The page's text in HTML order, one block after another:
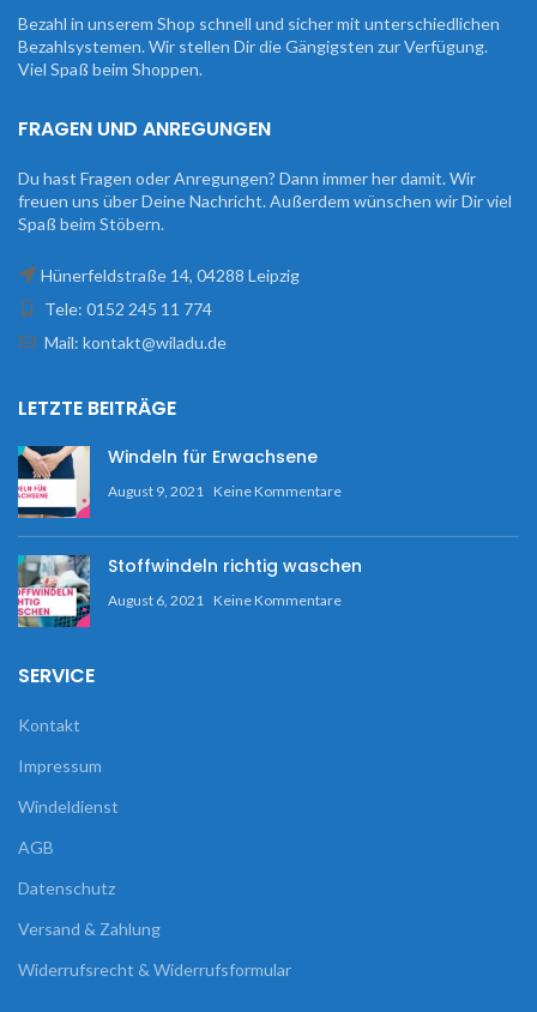
Bezahl in unserem Shop schnell und sicher mit unterschiedlichen
Bezahlsystemen. Wir stellen Dir die Gängigsten zur Verfügung.
Viel Spaß beim Shoppen.
FRAGEN UND ANREGUNGEN
Du hast Fragen oder Anregungen? Dann immer her damit. Wir
freuen uns über Deine Nachricht. Außerdem wünschen wir Dir viel
Spaß beim Stöbern.
Hünerfeldstraße 14, 04288 Leipzig
Tele: 0152 245 11 774
Mail: kontakt@wiladu.de
LETZTE BEITRÄGE
Windeln für Erwachsene
August 9, 2021 Keine Kommentare
Stoffwindeln richtig waschen
August 6, 2021 Keine Kommentare
SERVICE
Kontakt
Impressum
Windeldienst
AGB
Datenschutz
Versand & Zahlung
Widerrufsrecht & Widerrufsformular